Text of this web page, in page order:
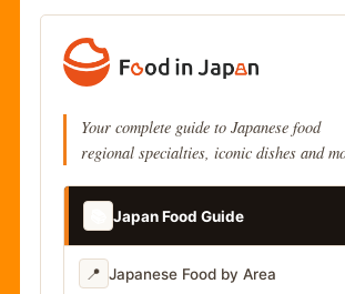
Your complete guide to Japanese food
regional specialties, iconic dishes and
Japan Food Guide
📍 Japanese Food by Area